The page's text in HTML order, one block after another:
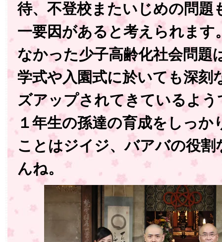
待、不登校またいじめの問題
一要因があると考えられます
なかった少子高齢化社会問題
学式や入園式に於いても深刻
ズアップされてきているよ
１年生の孫達の育成をしっ
ことはジイジ、バアバの役
んね。